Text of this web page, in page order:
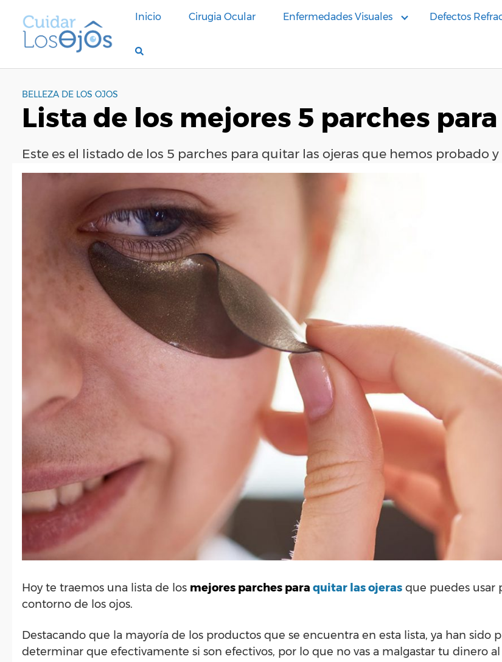
a
Inicio Cirugia Ocular Enfermedades Visuales Defectos
BELLEZA DE LOS OJOS
Lista de los mejores 5 parches
Este es el listado de los 5 parches para quitar las ojeras que hemos probado
Hoy te traemos una lista de los mejores parches para quitar las ojeras que puedes usar
contorno de los ojos.
Destacando que la mayoría de los productos que se encuentra en esta lista, ya han sido
determinar que efectivamente si son efectivos, por lo que no vas a malgastar tu dinero